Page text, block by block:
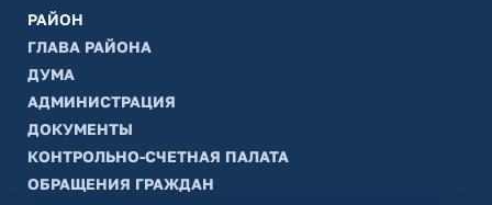
РАЙОН
ГЛАВА РАЙОНА
ДУМА
АДМИНИСТРАЦИЯ
ДОКУМЕНТЫ
КОНТРОЛЬНО-СЧЕТНАЯ ПАЛАТА
ОБРАЩЕНИЯ ГРАЖДАН